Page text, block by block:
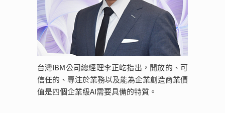
台灣IBM公司總經理李正屹指出，開放的、可
信任的、專注於業務以及能為企業創造商業價
值是四個企業級AI需要具備的特質。